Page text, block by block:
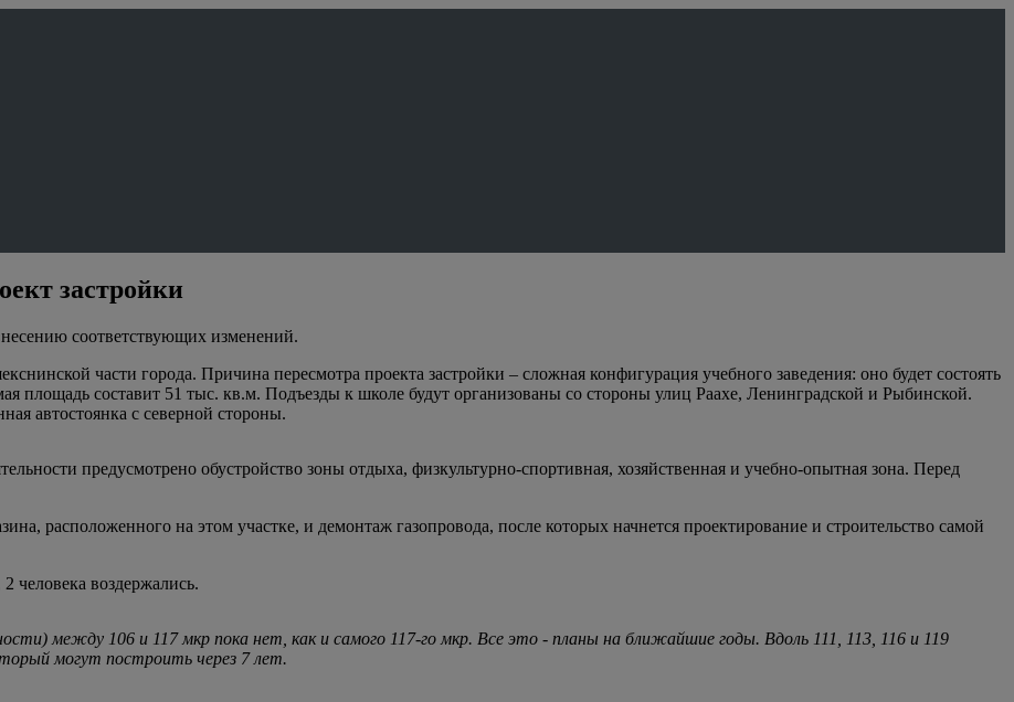
застройки
соответствующих изменений.
части города. Причина пересмотра проекта застройки – сложная конфигурация учебного заведения: оно будет состоять
площадь составит 51 тыс. кв.м. Подъезды к школе будут организованы со стороны улиц Раахе, Ленинградской и Рыбинской.
автостоянка с северной стороны.
предусмотрено обустройство зоны отдыха, физкультурно-спортивная, хозяйственная и учебно-опытная зона. Перед
расположенного на этом участке, и демонтаж газопровода, после которых начнется проектирование и строительство самой
человека воздержались.
между 106 и 117 мкр пока нет, как и самого 117-го мкр. Все это - планы на ближайшие годы. Вдоль 111, 113, 116 и 119
могут построить через 7 лет.